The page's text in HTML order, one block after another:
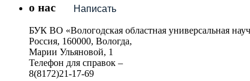
Написать
о нас
БУК ВО «Вологодская областная универсальная
Россия, 160000, Вологда,
Марии Ульяновой, 1
Телефон для справок –
8(8172)21-17-69